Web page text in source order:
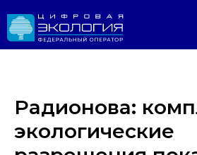
Радионова:
экологические